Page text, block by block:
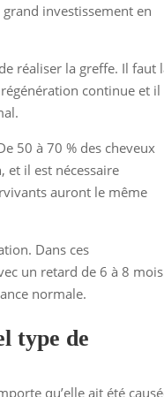
investissement en
réaliser la greffe. Il faut
continue et il
50 à 70 % des cheveux
et il est nécessaire
auront le même
Dans ces
un retard de 6 à 8
normale.
type de
qu’elle ait été